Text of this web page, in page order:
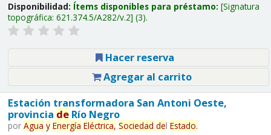
Disponibilidad: Ítems disponibles para préstamo: Signatura
topográfica: 621.374.5/A282/v.2 (3).
Hacer reserva
Agregar al carrito
Estación transformadora San Antoni Oeste,
provincia deRío Negro
por Agua y Energía Eléctrica, Sociedad del Estado.